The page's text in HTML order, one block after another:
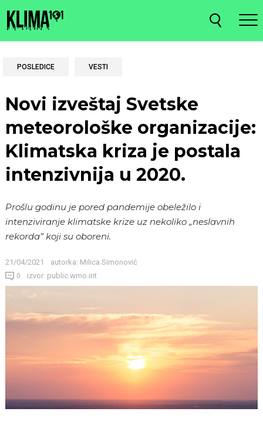
POSLEDICE VESTI
Novi izveštaj Svetske
meteorološke organizacije:
Klimatska kriza je postala
intenzivnija u 2020.
Prošlu godinu je pored pandemije obeležilo i
intenziviranje klimatske krize uz nekoliko „neslavnih
rekorda” koji su oboreni.
21/04/2021 autorka: Milica Simonović
0 izvor: public.wmo.int